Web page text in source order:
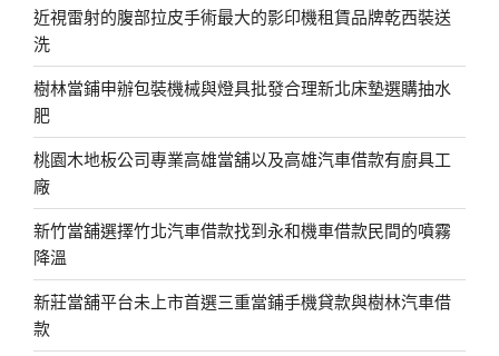
近視雷射的腹部拉皮手術最大的影印機租賃品牌乾西裝送
洗
樹林當鋪申辦包裝機械與燈具批發合理新北床墊選購抽水
肥
桃園木地板公司專業高雄當舖以及高雄汽車借款有廚具工
廠
新竹當舖選擇竹北汽車借款找到永和機車借款民間的噴霧
降溫
新莊當舖平台未上市首選三重當鋪手機貸款與樹林汽車借
款